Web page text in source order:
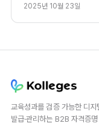
2025년 10월 23일
교육성과를 검증 가능한 디지
발급·관리하는 B2B 자격증